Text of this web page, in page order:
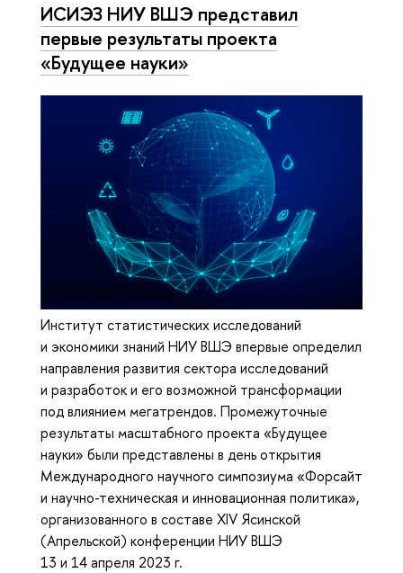
ИСИЭЗ НИУ ВШЭ представил
первые результаты проекта
«Будущее науки»
Институт статистических исследований
и экономики знаний НИУ ВШЭ впервые определил
направления развития сектора исследований
и разработок и его возможной трансформации
под влиянием мегатрендов. Промежуточные
результаты масштабного проекта «Будущее
науки» были представлены в день открытия
Международного научного симпозиума «Форсайт
и научно-техническая и инновационная политика»,
организованного в составе XIV Ясинской
(Апрельской) конференции НИУ ВШЭ
13 и 14 апреля 2023 г.